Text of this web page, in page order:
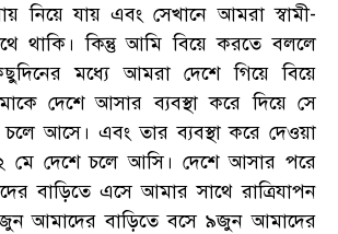
নিয়ে যায় এবং সেখানে আমরা স্বামী-
থাকি। কিন্তু আমি বিয়ে করতে বললে
মধ্যে আমরা দেশে গিয়ে বিয়ে
দেশে আসার ব্যবস্থা করে দিয়ে সে
আসে। এবং তার ব্যবস্থা করে দেওয়া
মে দেশে চলে আসি। দেশে আসার পরে
বাড়িতে এসে আমার সাথে রাত্রিযাপন
আমাদের বাড়িতে বসে ৯জুন আমাদের